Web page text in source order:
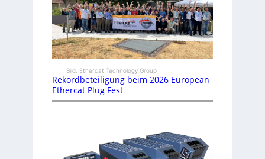
Bild: Ethercat Technology Group
Rekordbeteiligung beim 2026 European
Ethercat Plug Fest